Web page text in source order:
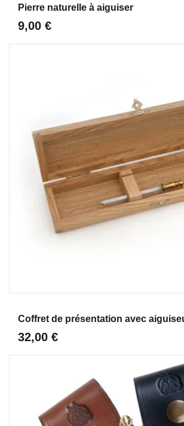
Pierre naturelle à aiguiser
9,00 €
Coffret de présentation avec
32,00 €